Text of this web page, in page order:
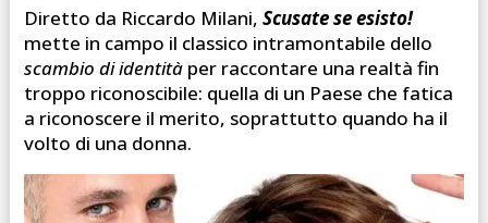
Diretto da Riccardo Milani, Scusate se esisto!
mette in campo il classico intramontabile dello
scambio di identità per raccontare una realtà fin
troppo riconoscibile: quella di un Paese che fatica
a riconoscere il merito, soprattutto quando ha il
volto di una donna.